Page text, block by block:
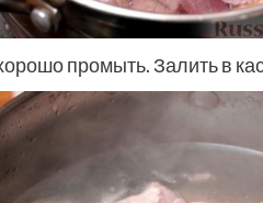
промыть. Залить в